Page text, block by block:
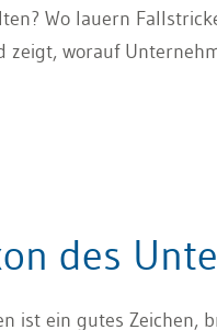
Wo lauern
worauf
des
ist ein gutes Zeichen,